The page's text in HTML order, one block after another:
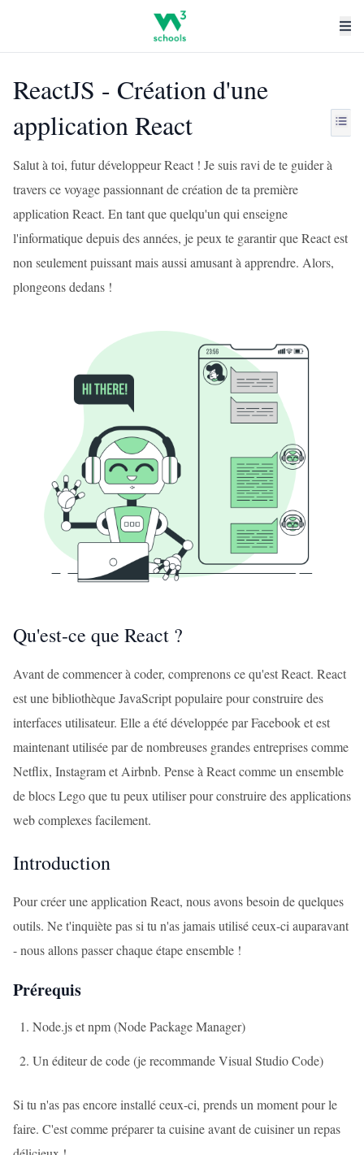
ReactJS - Création d'une
application React
Salut à toi, futur développeur React ! Je suis ravi de te guider à
travers ce voyage passionnant de création de ta première
application React. En tant que quelqu'un qui enseigne
l'informatique depuis des années, je peux te garantir que React est
non seulement puissant mais aussi amusant à apprendre. Alors,
plongeons dedans !
Qu'est-ce que React ?
Avant de commencer à coder, comprenons ce qu'est React. React
est une bibliothèque JavaScript populaire pour construire des
interfaces utilisateur. Elle a été développée par Facebook et est
maintenant utilisée par de nombreuses grandes entreprises comme
Netflix, Instagram et Airbnb. Pense à React comme un ensemble
de blocs Lego que tu peux utiliser pour construire des applications
web complexes facilement.
Introduction
Pour créer une application React, nous avons besoin de quelques
outils. Ne t'inquiète pas si tu n'as jamais utilisé ceux-ci auparavant
- nous allons passer chaque étape ensemble !
Prérequis
Node.js et npm (Node Package Manager)
Un éditeur de code (je recommande Visual Studio Code)
Si tu n'as pas encore installé ceux-ci, prends un moment pour le
faire. C'est comme préparer ta cuisine avant de cuisiner un repas